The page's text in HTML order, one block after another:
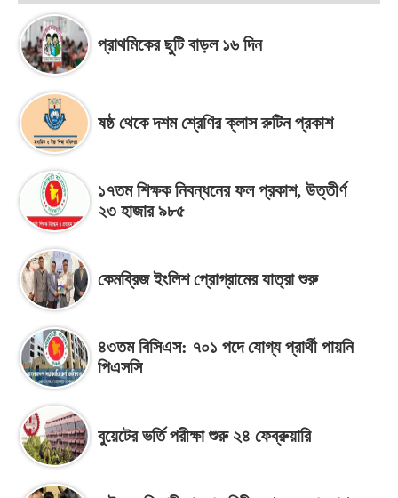
প্রাথমিকের ছুটি বাড়ল ১৬ দিন
ষষ্ঠ থেকে দশম শ্রেণির ক্লাস রুটিন প্রকাশ
১৭তম শিক্ষক নিবন্ধনের ফল প্রকাশ, উত্তীর্ণ
২৩ হাজার ৯৮৫
কেমব্রিজ ইংলিশ প্রোগ্রামের যাত্রা শুরু
৪৩তম বিসিএস: ৭০১ পদে যোগ্য প্রার্থী পায়নি
পিএসসি
বুয়েটের ভর্তি পরীক্ষা শুরু ২৪ ফেব্রুয়ারি